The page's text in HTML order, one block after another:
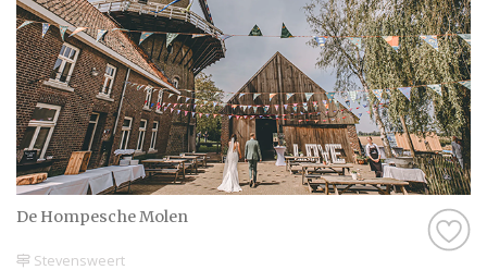
De Hompesche Molen
Stevensweert